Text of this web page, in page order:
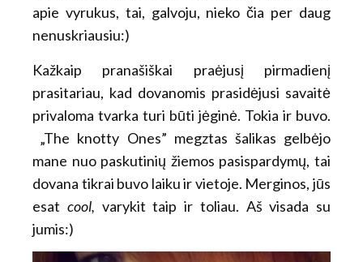
apie vyrukus, tai, galvoju, nieko čia per daug
nenuskriausiu:)
Kažkaip pranašiškai praėjusį pirmadienį
prasitariau, kad dovanomis prasidėjusi savaitė
privaloma tvarka turi būti jėginė. Tokia ir buvo.
„The knotty Ones” megztas šalikas gelbėjo
mane nuo paskutinių žiemos pasispardymų, tai
dovana tikrai buvo laiku ir vietoje. Merginos, jūs
esat cool, varykit taip ir toliau. Aš visada su
jumis:)